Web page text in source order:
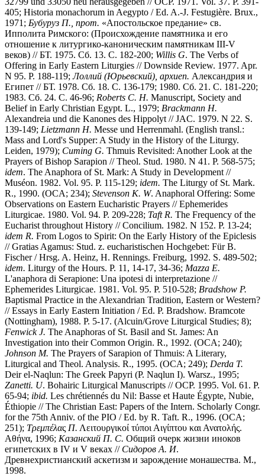
405; Historia monachorum in Aegypto / Ed. A.-J. Festugière. Brux.,
1971; Бубуруз П., прот. «Апостольское предание» св.
Ипполита Римского: (Происхождение памятника и его
отношение к литургико-каноническим памятникам III-V
веков) // БТ. 1975. Сб. 13. С. 182-200; Willis G. The Verbs of
Offering in Early Eastern Liturgies // Downside Review. 1977. Apr.
N 95. P. 188-119; Лоллий (Юрьевский), архиеп. Александрия и
Египет // БТ. 1978. Сб. 18. С. 136-179; 1980. Сб. 21. С. 181-220;
1983. Сб. 24. С. 46-96; Roberts C. H. Manuscript, Society and
Belief in Early Christian Egypt. L., 1979; Brackmann H.
Alexandreia und die Kanones des Hippolyt // JAC. 1979. N 22. S.
139-149; Lietzmann H. Messe und Herrenmahl. (English transl.:
Mass and Lord's Supper: A Study in the History of the Liturgy.
Leiden, 1979); Cuming G. Thmuis Revisited: Another Look at the
Prayers of Bishop Sarapion // Theol. Stud. 1980. N 41. P. 568-575;
idem. The Anaphora of St. Mark: A Study in Development //
Muséon. 1982. Vol. 95. P. 115-129; idem. The Liturgy of St. Mark.
R., 1990. (OCA; 234); Stevenson K. W. Anaphoral Offering: Some
Observations on Eastern Eucharistic Prayers // Ephemerides
Liturgicae. 1980. Vol. 94. P. 209-228; Taft R. The Frequency of the
Eucharist throughout History // Concilium. 1982. N 152. P. 13-24;
idem R. From Logos to Spirit: On the Early History of the Epiclesis
// Gratias Agamus: Stud. z. eucharistischen Hochgebet: Für B.
Fischer / Hrsg. A. Heinz, H. Rennings. Freiburg, 1992. S. 489-502;
idem. Liturgy of the Hours. P. 11, 14-17, 34-36; Mazza E.
L'anaphora di Serapione: Una ipotesi di interpretazione //
Ephemerides Liturgicae. 1981. Vol. 95. P. 510-528; Bradshow P.
Baptismal Practice in the Alexandrian Tradition, Eastern or Western?
// Essays in Early Eastern Initiation / Еd. P. Bradshow. Bramcote
(Nottingham), 1988. P. 5-17. (Alcuin/Grove Liturgical Studies; 8);
Fenwick J. The Anaphoras of St. Basil and St. James: An
Investigation into their Common Origin. R., 1992. (OCA; 240);
Johnson M. The Prayers of Sarapion of Thmuis: A Literary,
Liturgical and Theol. Analysis. R., 1995. (OCA; 249); Derda T.
Deir el-Naqlun: The Greek Papyri (P. Naqlun I). Warsz., 1995;
Zanetti. U. Bohairic Liturgical Manuscripts // OCP. 1995. Vol. 61. P.
65-94; ibid. Les chrétiennés du Nil: Basse et Haute Égypte, Nubie,
Éthiopie // The Christian East: Papers of the Intern. Scholarly Congr.
for the 75th Anniv. of the PIO / Ed. by R. Taft. R., 1996. (OCA;
251); Τρεμπέλας Π. Λειτουργικοί τύποι Αιγίπτου και Ανατολής.
Αθήνα, 1996; Казанский П. С. Общий очерк жизни иноков
египетских в IV и V веках // Сидоров А. И.
Древнехристианский аскетизм и зарождение монашества. М.,
1998.